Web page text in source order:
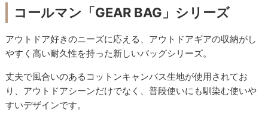
コールマン「GEAR BAG」シリーズ
アウトドア好きのニーズに応える、アウトドアギアの収納がし
やすく高い耐久性を持った新しいバッグシリーズ。
丈夫で風合いのあるコットンキャンバス生地が使用されてお
り、アウトドアシーンだけでなく、普段使いにも馴染む使いや
すいデザインです。